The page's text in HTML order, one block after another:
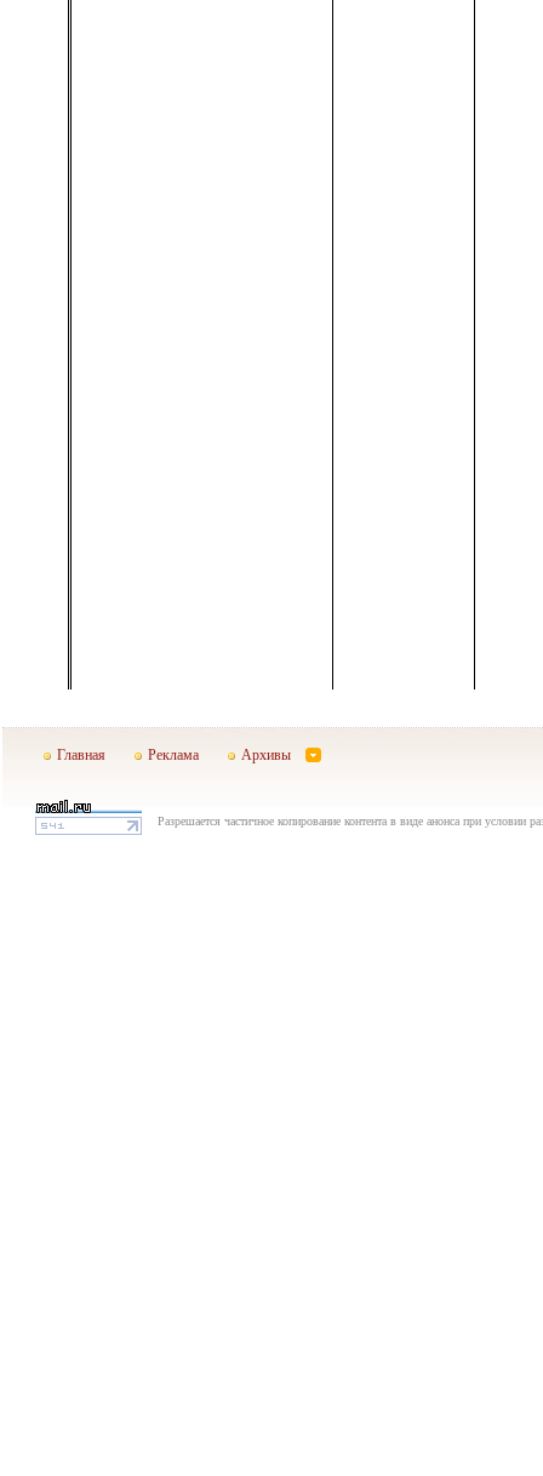
Главная Реклама Архивы
Разрешается частичное копирование контента в виде анонса при условии